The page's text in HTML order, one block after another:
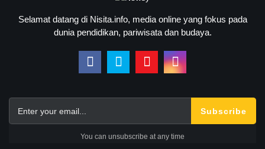
Selamat datang di Nisita.info, media online yang fokus pada
dunia pendidikan, pariwisata dan budaya.
Subscribe
You can unsubscribe at any time